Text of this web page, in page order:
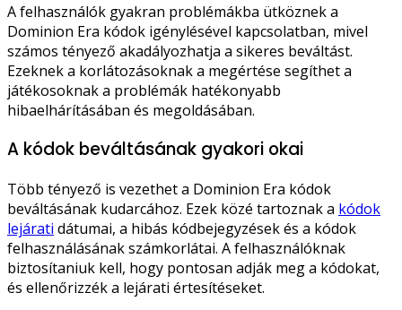
A felhasználók gyakran problémákba ütköznek a
Dominion Era kódok igénylésével kapcsolatban, mivel
számos tényező akadályozhatja a sikeres beváltást.
Ezeknek a korlátozásoknak a megértése segíthet a
játékosoknak a problémák hatékonyabb
hibaelhárításában és megoldásában.
A kódok beváltásának gyakori okai
Több tényező is vezethet a Dominion Era kódok
beváltásának kudarcához. Ezek közé tartoznak a kódok
lejárati dátumai, a hibás kódbejegyzések és a kódok
felhasználásának számkorlátai. A felhasználóknak
biztosítaniuk kell, hogy pontosan adják meg a kódokat,
és ellenőrizzék a lejárati értesítéseket.